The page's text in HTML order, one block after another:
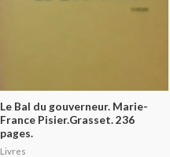
Le Bal du gouverneur. Marie-
France Pisier.Grasset. 236
pages.
Livres